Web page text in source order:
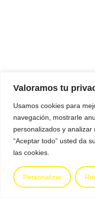
Valoramos tu
Usamos cookies para
navegación, mostrarle
personalizados y analizar
“Aceptar todo” usted da
las cookies.
Personalizar